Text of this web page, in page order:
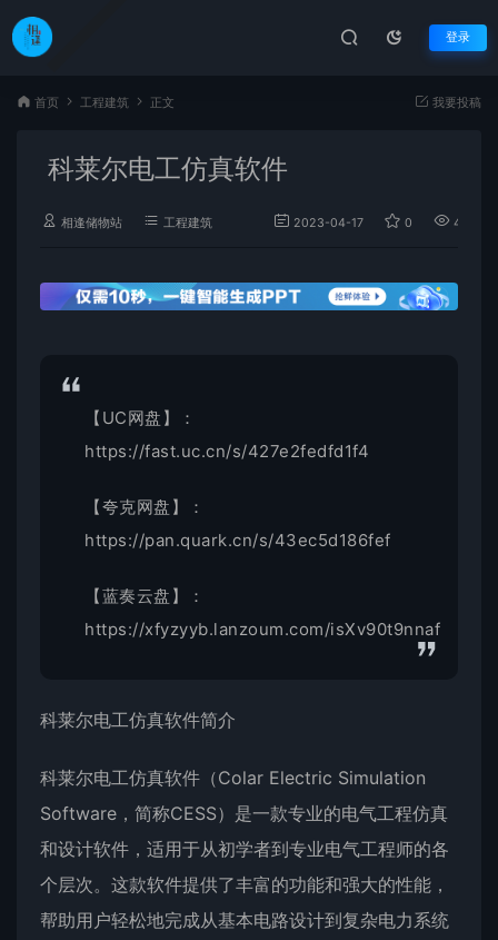
登录
首页 工程建筑 正文 我要投稿
科莱尔电工仿真软件
相逢储物站 工程建筑 2023-04-17 0 4,309
【UC网盘】：
https://fast.uc.cn/s/427e2fedfd1f4
【夸克网盘】：
https://pan.quark.cn/s/43ec5d186fef
【蓝奏云盘】：
https://xfyzyyb.lanzoum.com/isXv90t9nnaf
科莱尔电工仿真软件简介
科莱尔电工仿真软件（Colar Electric Simulation
Software，简称CESS）是一款专业的电气工程仿真
和设计软件，适用于从初学者到专业电气工程师的各
个层次。这款软件提供了丰富的功能和强大的性能，
帮助用户轻松地完成从基本电路设计到复杂电力系统